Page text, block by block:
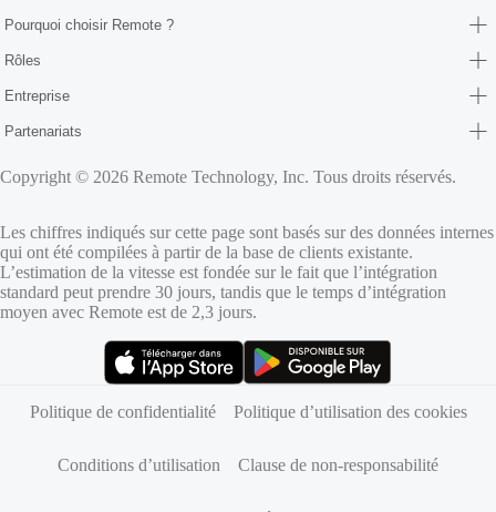
Pourquoi choisir Remote ?
Rôles
Entreprise
Partenariats
Copyright © 2026 Remote Technology, Inc. Tous droits réservés.
Les chiffres indiqués sur cette page sont basés sur des données internes
qui ont été compilées à partir de la base de clients existante.
L’estimation de la vitesse est fondée sur le fait que l’intégration
standard peut prendre 30 jours, tandis que le temps d’intégration
moyen avec Remote est de 2,3 jours.
Politique de confidentialité
Politique d’utilisation des cookies
Conditions d’utilisation Clause de non-responsabilité